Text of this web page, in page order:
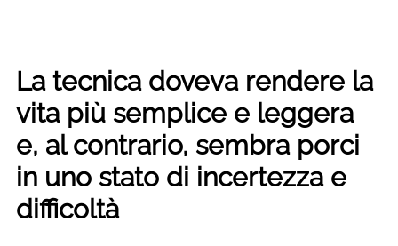
La tecnica doveva rendere la
vita più semplice e leggera
e, al contrario, sembra porci
in uno stato di incertezza e
difficoltà